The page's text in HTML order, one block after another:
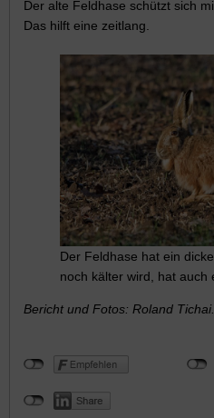
Der alte Feldhase schützt sich
Das hilft eine zeitlang.
Der Feldhase hat ein
noch kälter wird, hat auch
Bericht und Fotos: Roland Tichai.